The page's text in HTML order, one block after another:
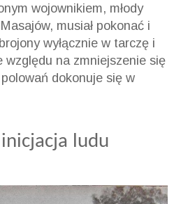
wojownikiem, młody
musiał pokonać i
wyłącznie w tarczę i
na zmniejszenie się
dokonuje się w
ludu